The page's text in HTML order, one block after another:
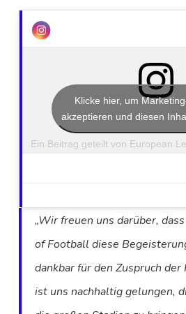
Klicke hier, um
akzeptieren und diesen
„Wir freuen uns darüber,
of Football diese
dankbar für den Zuspruch
ist uns nachhaltig gelungen,